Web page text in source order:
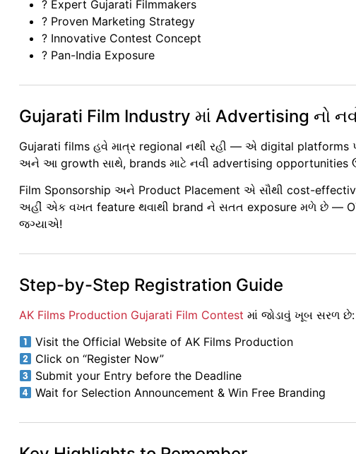
? Expert Gujarati Filmmakers
? Proven Marketing Strategy
? Innovative Contest Concept
? Pan-India Exposure
Gujarati Film Industry માં Advertising નો
Gujarati films હવે માત્ર regional નથી રહી — એ digital platforms
અને આ growth સાથે, brands માટે નવી advertising opportunities
Film Sponsorship અને Product Placement એ સૌથી cost-
અહીં એક વખત feature થવાથી brand ને સતત exposure મળે છે —
જગ્યાએ!
Step-by-Step Registration Guide
AK Films Production Gujarati Film Contest માં જોડાવું ખૂબ સરળ છે:
Visit the Official Website of AK Films Production
Click on “Register Now”
Submit your Entry before the Deadline
Wait for Selection Announcement & Win Free Branding